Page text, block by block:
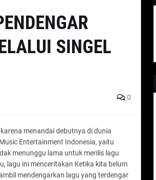
SINGEL
0
menandai debutnya di dunia
Entertainment Indonesia, yaitu
menunggu lama untuk merilis lagu
lagu ini menceritakan Ketika kita belum
mendengarkan lagu yang terdengar